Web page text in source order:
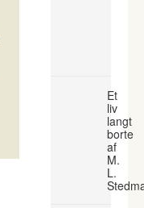
Et
liv
langt
borte
af
M.
L.